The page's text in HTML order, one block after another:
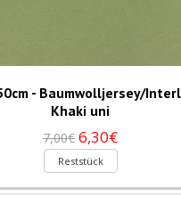
- Baumwolljersey/
Khaki uni
7,00€ 6,30€
Reststück